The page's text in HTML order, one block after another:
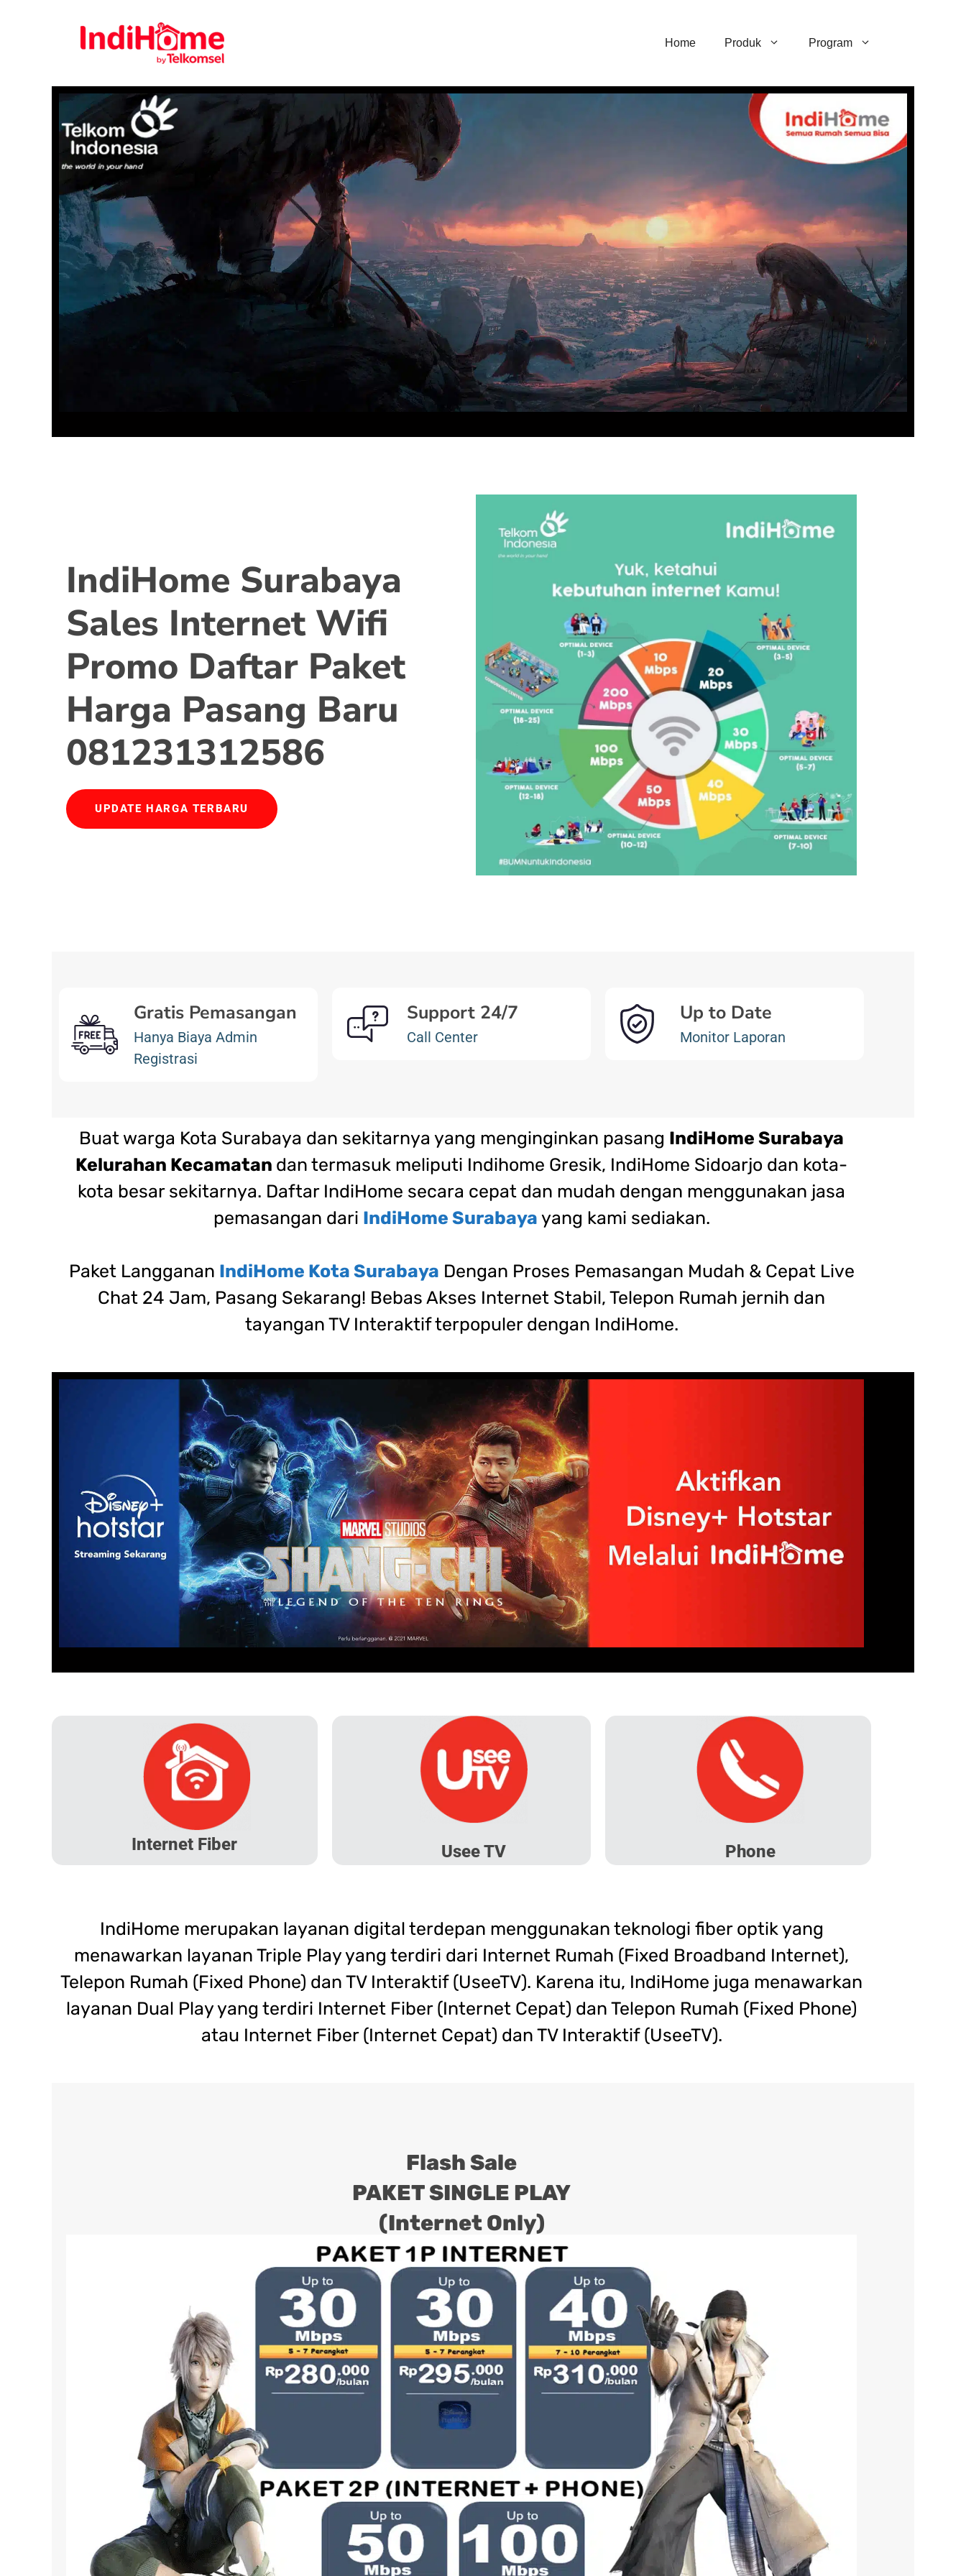
Home Produk Program
IndiHome Surabaya
Sales Internet Wifi
Promo Daftar Paket
Harga Pasang Baru
081231312586
UPDATE HARGA TERBARU
Gratis Pemasangan
Hanya Biaya Admin
Registrasi
Support 24/7
Call Center
Up to Date
Monitor Laporan
Buat warga Kota Surabaya dan sekitarnya yang menginginkan pasang IndiHome Surabaya
Kelurahan Kecamatan dan termasuk meliputi Indihome Gresik, IndiHome Sidoarjo dan kota-
kota besar sekitarnya. Daftar IndiHome secara cepat dan mudah dengan menggunakan jasa
pemasangan dari IndiHome Surabaya yang kami sediakan.
Paket Langganan IndiHome Kota Surabaya Dengan Proses Pemasangan Mudah & Cepat Live
Chat 24 Jam, Pasang Sekarang! Bebas Akses Internet Stabil, Telepon Rumah jernih dan
tayangan TV Interaktif terpopuler dengan IndiHome.
Internet Fiber Usee TV Phone
IndiHome merupakan layanan digital terdepan menggunakan teknologi fiber optik yang
menawarkan layanan Triple Play yang terdiri dari Internet Rumah (Fixed Broadband Internet),
Telepon Rumah (Fixed Phone) dan TV Interaktif (UseeTV). Karena itu, IndiHome juga menawarkan
layanan Dual Play yang terdiri Internet Fiber (Internet Cepat) dan Telepon Rumah (Fixed Phone)
atau Internet Fiber (Internet Cepat) dan TV Interaktif (UseeTV).
Flash Sale
PAKET SINGLE PLAY
(Internet Only)